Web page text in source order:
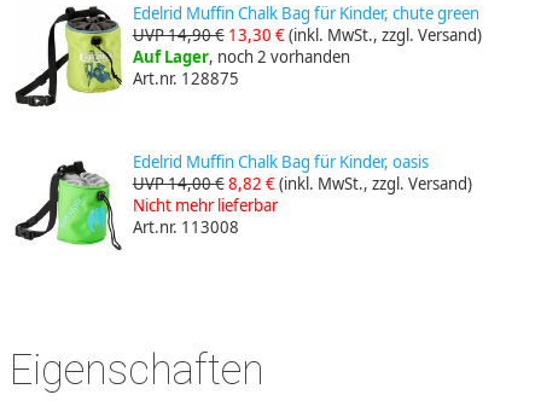
Edelrid Muffin Chalk Bag für Kinder, chute green
UVP 14,90 € 13,30 €(inkl. MwSt., zzgl. Versand)
Auf Lager, noch 2 vorhanden
Art.nr. 128875
Edelrid Muffin Chalk Bag für Kinder, oasis
UVP 14,00 €8,82 €(inkl. MwSt., zzgl. Versand)
Nicht mehr lieferbar
Art.nr. 113008
Eigenschaften